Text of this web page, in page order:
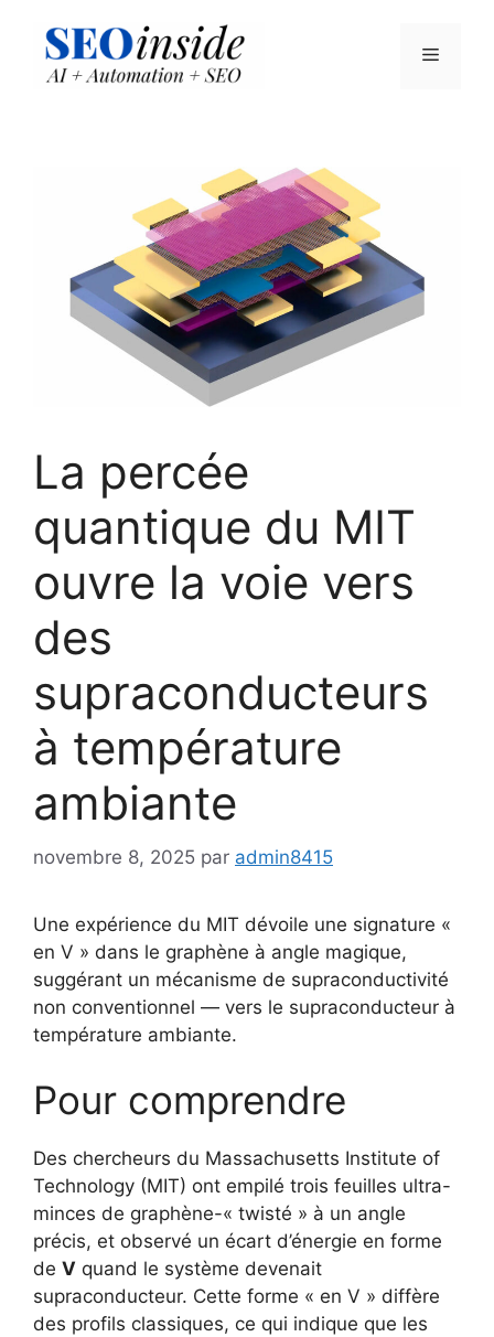
contenu
Menu
La percée
quantique du MIT
ouvre la voie vers
des
supraconducteurs
à température
ambiante
novembre 8, 2025 par admin8415
Une expérience du MIT dévoile une signature «
en V » dans le graphène à angle magique,
suggérant un mécanisme de supraconductivité
non conventionnel — vers le supraconducteur à
température ambiante.
Pour comprendre
Des chercheurs du Massachusetts Institute of
Technology (MIT) ont empilé trois feuilles ultra-
minces de ­graphène-« twisté » à un angle
précis, et observé un écart d’énergie en forme
de V quand le système devenait
supraconducteur. Cette forme « en V » diffère
des profils classiques, ce qui indique que les